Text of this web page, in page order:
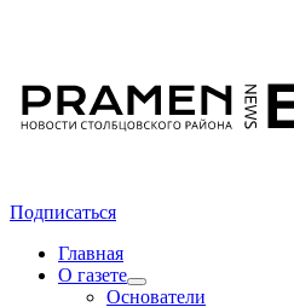
Подписаться
Главная
О газете
Основатели